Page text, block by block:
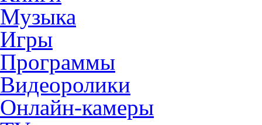
Музыка
Игры
Программы
Видеоролики
Онлайн-камеры